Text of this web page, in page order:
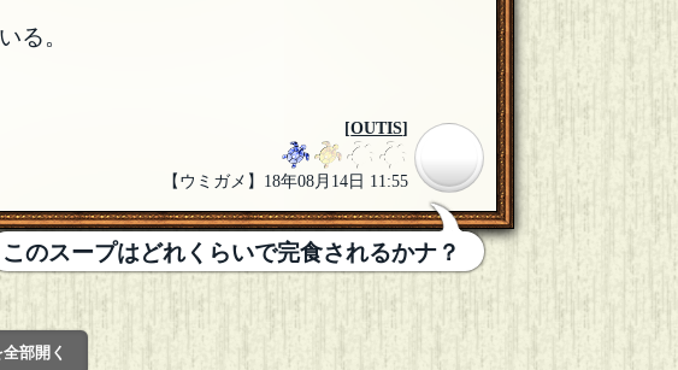
る。
[OUTIS]
【ウミガメ】18年08月14日 11:55
このスープはどれくらいで完食されるかナ？
部開く